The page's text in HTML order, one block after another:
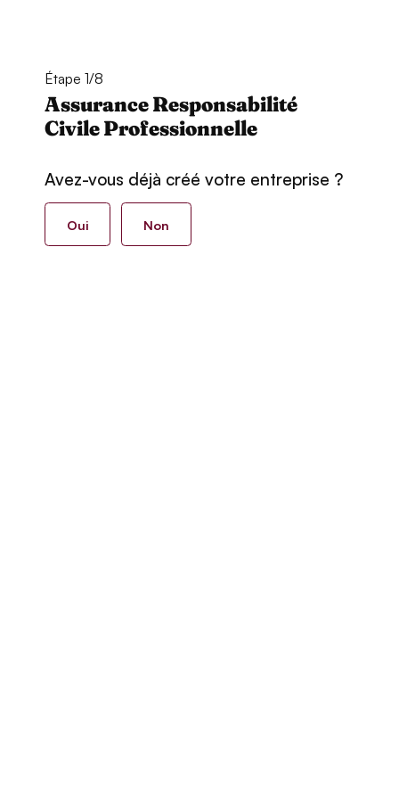
Étape 1/8
Assurance Responsabilité
Civile Professionnelle
Avez-vous déjà créé votre entreprise ?
Oui Non